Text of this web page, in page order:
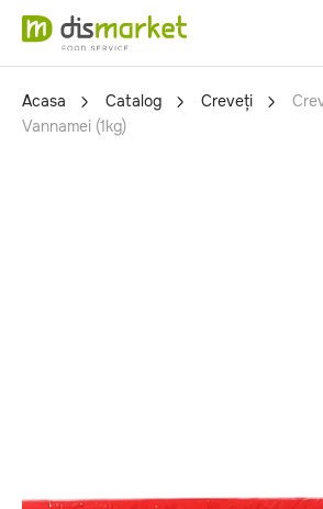
Acasa Catalog Creveți
Vannamei (1kg)